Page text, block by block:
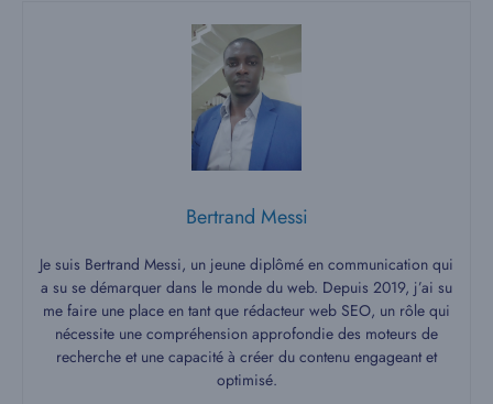
Bertrand Messi
Je suis Bertrand Messi, un jeune diplômé en communication qui
a su se démarquer dans le monde du web. Depuis 2019, j’ai su
me faire une place en tant que rédacteur web SEO, un rôle qui
nécessite une compréhension approfondie des moteurs de
recherche et une capacité à créer du contenu engageant et
optimisé.